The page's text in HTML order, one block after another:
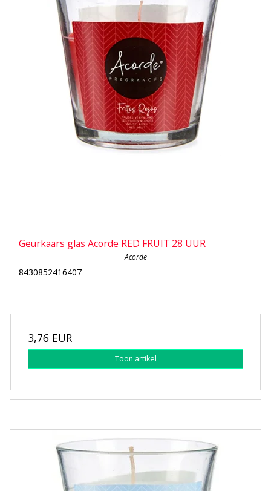
Geurkaars glas Acorde RED FRUIT 28 UUR
Acorde
8430852416407
3,76 EUR
Toon artikel